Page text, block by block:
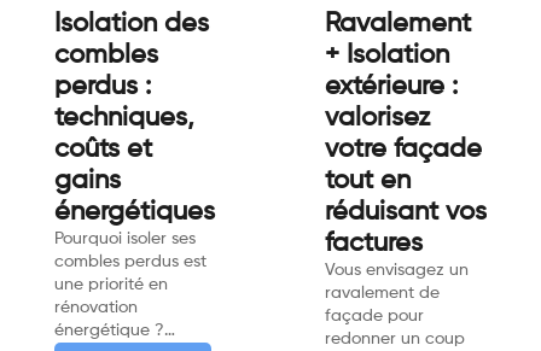
Isolation des
combles
perdus :
techniques,
coûts et
gains
énergétiques
Pourquoi isoler ses
combles perdus est
une priorité en
rénovation
énergétique ?…
Ravalement
+ Isolation
extérieure :
valorisez
votre façade
tout en
réduisant vos
factures
Vous envisagez un
ravalement de
façade pour
redonner un coup